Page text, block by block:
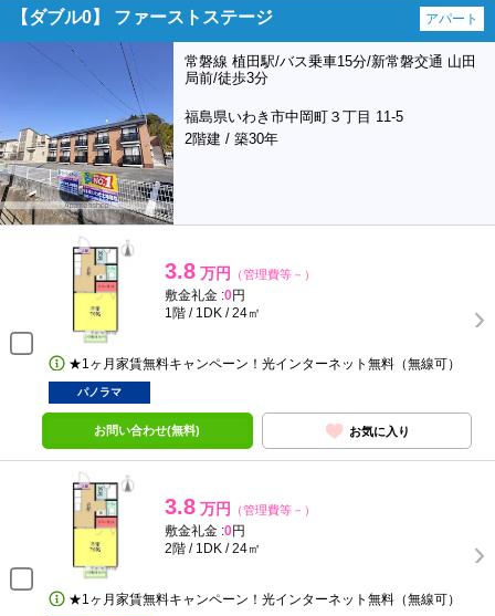
【ダブル0】 ファーストステージ アパート
常磐線 植田駅/バス乗車15分/新常磐交通 山田
局前/徒歩3分
福島県いわき市中岡町３丁目 11-5
2階建 / 築30年
3.8 万円 （管理費等－）
敷金礼金 :0円
1階 / 1DK / 24㎡
★1ヶ月家賃無料キャンペーン！光インターネット無料（無線可）
パノラマ
お問い合わせ(無料) お気に入り
3.8 万円 （管理費等－）
敷金礼金 :0円
2階 / 1DK / 24㎡
★1ヶ月家賃無料キャンペーン！光インターネット無料（無線可）